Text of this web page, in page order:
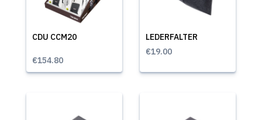
CDU CCM20
€154.80
LEDERFALTER
€19.00